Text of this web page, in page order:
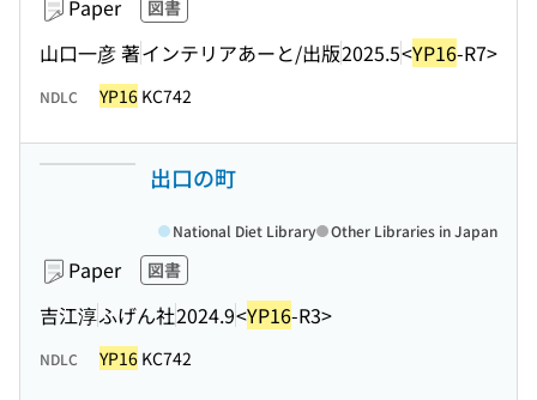
Paper 図書
山口一彦 著インテリアあーと/出版2025.5<YP16-R7>
NDLC YP16 KC742
出口の町
Paper 図書
吉江淳ふげん社2024.9<YP16-R3>
National Diet Library Other Libraries in Japan
NDLC YP16 KC742